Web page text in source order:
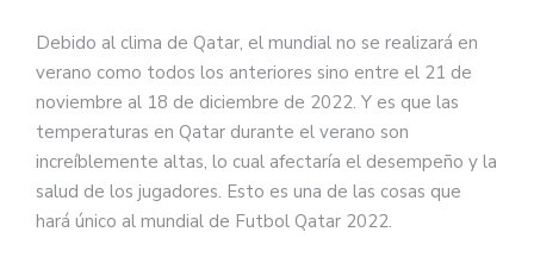
Debido al clima de Qatar, el mundial no se realizará en
verano como todos los anteriores sino entre el 21 de
noviembre al 18 de diciembre de 2022. Y es que las
temperaturas en Qatar durante el verano son
increíblemente altas, lo cual afectaría el desempeño y la
salud de los jugadores. Esto es una de las cosas que
hará único al mundial de Futbol Qatar 2022.